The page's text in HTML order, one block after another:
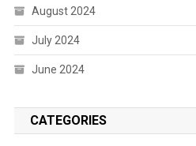
August 2024
July 2024
June 2024
CATEGORIES